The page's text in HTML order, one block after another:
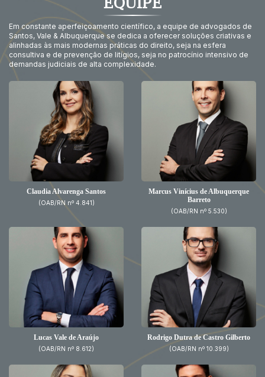
Em constante aperfeiçoamento científico, a equipe de advogados de
Santos, Vale & Albuquerque se dedica a oferecer soluções criativas e
alinhadas às mais modernas práticas do direito, seja na esfera
consultiva e de prevenção de litígios, seja no patrocínio intensivo de
demandas judiciais de alta complexidade.
Claudia Alvarenga Santos
(OAB/RN nº 4.841)
Marcus Vinícius de Albuquerque
Barreto
(OAB/RN nº 5.530)
Lucas Vale de Araújo
(OAB/RN nº 8.612)
Rodrigo Dutra de Castro Gilberto
(OAB/RN nº 10.399)